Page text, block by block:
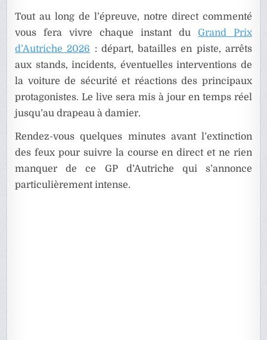
Tout au long de l’épreuve, notre direct commenté
vous fera vivre chaque instant du Grand Prix
d’Autriche 2026 : départ, batailles en piste, arrêts
aux stands, incidents, éventuelles interventions de
la voiture de sécurité et réactions des principaux
protagonistes. Le live sera mis à jour en temps réel
jusqu’au drapeau à damier.
Rendez-vous quelques minutes avant l’extinction
des feux pour suivre la course en direct et ne rien
manquer de ce GP d’Autriche qui s’annonce
particulièrement intense.